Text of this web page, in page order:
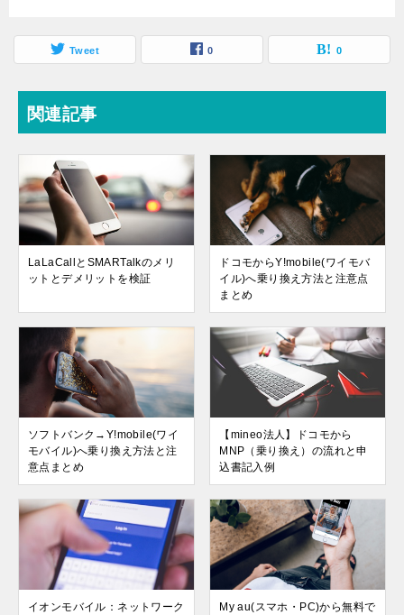
Tweet 0 0
関連記事
LaLaCallとSMARTalkのメリ
ットとデメリットを検証
ドコモからY!mobile(ワイモバ
イル)へ乗り換え方法と注意点
まとめ
ソフトバンク→Y!mobile(ワイ
モバイル)へ乗り換え方法と注
意点まとめ
【mineo法人】ドコモから
MNP（乗り換え）の流れと申
込書記入例
イオンモバイル：ネットワーク
My au(スマホ・PC)から無料で